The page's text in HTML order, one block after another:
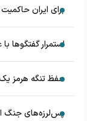
برای ایران
استمرار گفتگوها
حفظ تنگه هرمز
پس‌لرزه‌های جنگ